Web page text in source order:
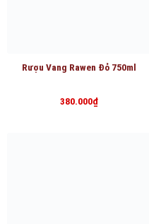
Rượu Vang Rawen Đỏ 750ml
380.000₫